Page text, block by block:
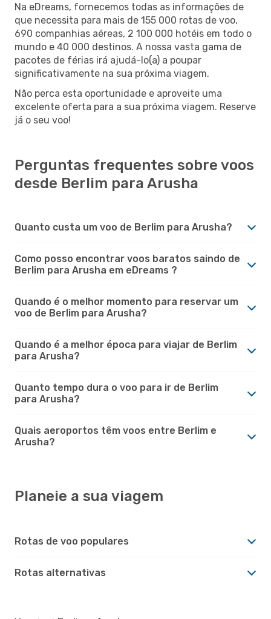
Na eDreams, fornecemos todas as informações de
que necessita para mais de 155 000 rotas de voo,
690 companhias aéreas, 2 100 000 hotéis em todo o
mundo e 40 000 destinos. A nossa vasta gama de
pacotes de férias irá ajudá-lo(a) a poupar
significativamente na sua próxima viagem.
Não perca esta oportunidade e aproveite uma
excelente oferta para a sua próxima viagem. Reserve
já o seu voo!
Perguntas frequentes sobre voos
desde Berlim para Arusha
Quanto custa um voo de Berlim para Arusha?
Como posso encontrar voos baratos saindo de
Berlim para Arusha em eDreams ?
Quando é o melhor momento para reservar um
voo de Berlim para Arusha?
Quando é a melhor época para viajar de Berlim
para Arusha?
Quanto tempo dura o voo para ir de Berlim
para Arusha?
Quais aeroportos têm voos entre Berlim e
Arusha?
Planeie a sua viagem
Rotas de voo populares
Rotas alternativas